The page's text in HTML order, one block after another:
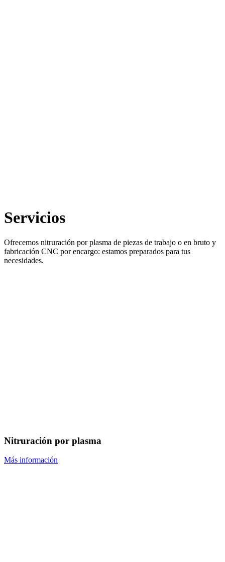
Servicios
Ofrecemos nitruración por plasma de piezas de trabajo o en bruto y
fabricación CNC por encargo: estamos preparados para tus
necesidades.
Nitruración por plasma
Más información